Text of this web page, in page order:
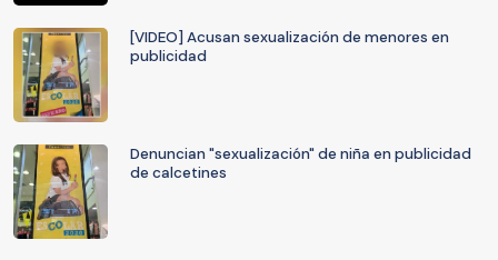
[VIDEO] Acusan sexualización de menores en
publicidad
Denuncian "sexualización" de niña en publicidad
de calcetines